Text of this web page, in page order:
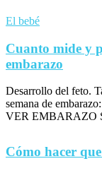
El bebé
Cuanto mide y
embarazo
Desarrollo del feto.
semana de
VER EMBARAZO
Cómo hacer